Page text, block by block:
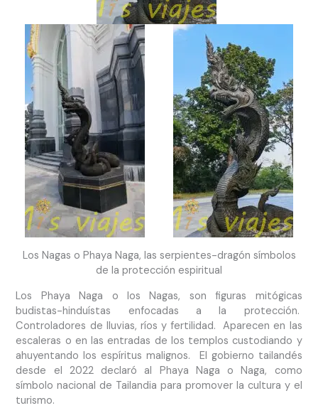
Los Nagas o Phaya Naga, las serpientes-dragón símbolos
de la protección espiritual
Los Phaya Naga o los Nagas, son figuras mitógicas
budistas-hinduístas enfocadas a la protección.
Controladores de lluvias, ríos y fertilidad. Aparecen en las
escaleras o en las entradas de los templos custodiando y
ahuyentando los espíritus malignos. El gobierno tailandés
desde el 2022 declaró al Phaya Naga o Naga, como
símbolo nacional de Tailandia para promover la cultura y el
turismo.